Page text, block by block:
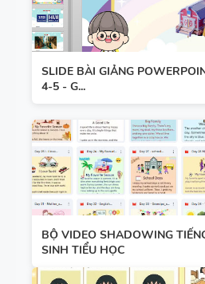
SLIDE BÀI GIẢNG
4-5 - G...
BỘ VIDEO SHADOWING
SINH TIỂU HỌC